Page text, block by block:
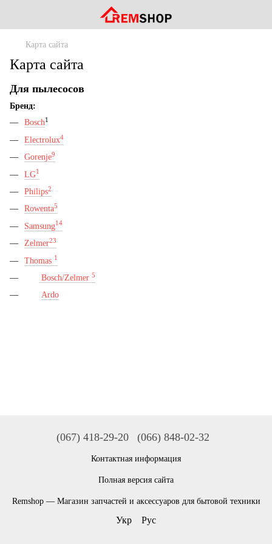
Карта сайта
Карта сайта
Для пылесосов
Бренд:
Bosch1
Electrolux4
Gorenje9
LG1
Philips2
Rowenta5
Samsung14
Zelmer23
Thomas 1
Bosch/Zelmer 5
Ardo
(067) 418-29-20 (066) 848-02-32
Контактная информация
Полная версия сайта
Remshop — Магазин запчастей и аксессуаров для бытовой техники
Укр Рус